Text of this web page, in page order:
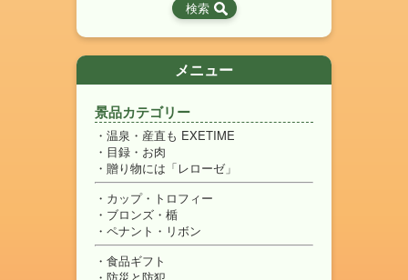
メニュー
景品カテゴリー
温泉・産直も EXETIME
目録・お肉
贈り物には「レローゼ」
カップ・トロフィー
ブロンズ・楯
ペナント・リボン
食品ギフト
防災と防犯